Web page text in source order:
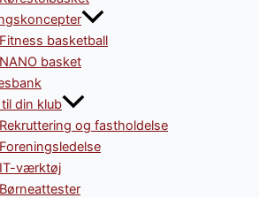
Fitness basketball
NANO basket
din klub
Rekruttering og fastholdelse
Foreningsledelse
IT-værktøj
Børneattester